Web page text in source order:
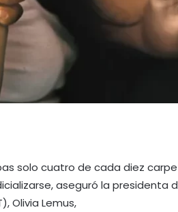
solo cuatro de cada diez
aseguró la presidenta
Olivia Lemus,